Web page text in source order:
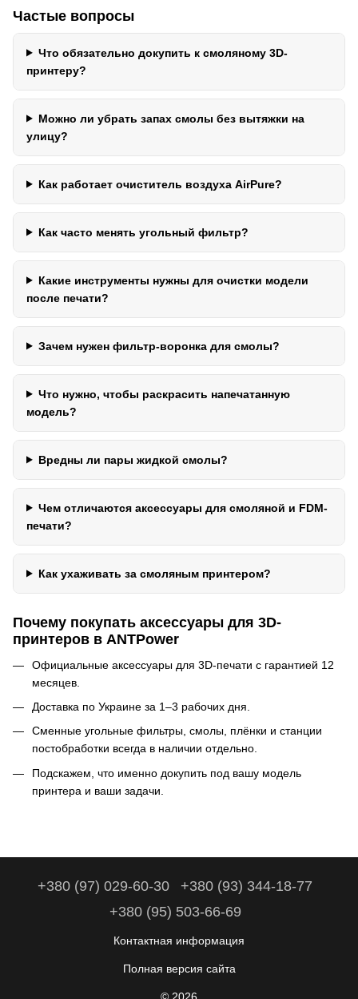
Частые вопросы
Что обязательно докупить к смоляному 3D-
принтеру?
Можно ли убрать запах смолы без вытяжки на
улицу?
Как работает очиститель воздуха AirPure?
Как часто менять угольный фильтр?
Какие инструменты нужны для очистки модели
после печати?
Зачем нужен фильтр-воронка для смолы?
Что нужно, чтобы раскрасить напечатанную
модель?
Вредны ли пары жидкой смолы?
Чем отличаются аксессуары для смоляной и FDM-
печати?
Как ухаживать за смоляным принтером?
Почему покупать аксессуары для 3D-
принтеров в ANTPower
Официальные аксессуары для 3D-печати с гарантией 12
месяцев.
Доставка по Украине за 1–3 рабочих дня.
Сменные угольные фильтры, смолы, плёнки и станции
постобработки всегда в наличии отдельно.
Подскажем, что именно докупить под вашу модель
принтера и ваши задачи.
+380 (97) 029-60-30
+380 (93) 344-18-77
+380 (95) 503-66-69
Контактная информация
Полная версия сайта